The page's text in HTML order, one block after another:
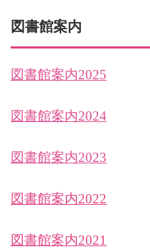
図書館案内
図書館案内2025
図書館案内2024
図書館案内2023
図書館案内2022
図書館案内2021